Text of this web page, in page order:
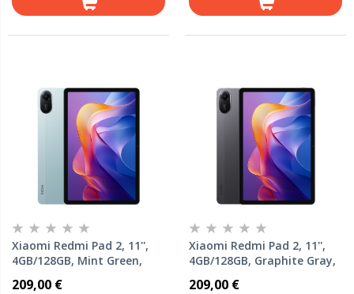
Xiaomi Redmi Pad 2, 11'',
4GB/128GB, Mint Green,
209,00 €
Xiaomi Redmi Pad 2, 11'',
4GB/128GB, Graphite Gray,
209,00 €